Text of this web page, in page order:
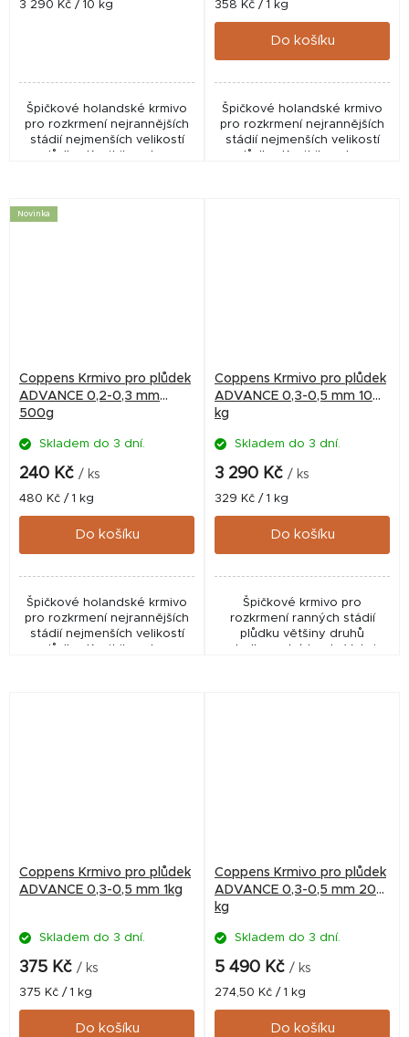
Měrná
3 290 Kč / 10 kg
Špičkové holandské krmivo
pro rozkrmení nejrannějších
stádií nejmenších velikostí
plůdku. Krmit ihned po
Měrná
cena:
358 Kč / 1 kg
Do košíku
Špičkové holandské krmivo
pro rozkrmení nejrannějších
stádií nejmenších velikostí
plůdku. Krmit ihned po
Novinka
Coppens Krmivo pro plůdek
ADVANCE 0,2-0,3 mm
500g
Skladem do 3 dní.
240 Kč / ks
Měrná
cena:
480 Kč / 1 kg
Do košíku
Špičkové holandské krmivo
pro rozkrmení nejrannějších
stádií nejmenších velikostí
Coppens Krmivo pro plůdek
ADVANCE 0,3-0,5 mm 10
kg
Skladem do 3 dní.
3 290 Kč / ks
Měrná
cena:
329 Kč / 1 kg
Do košíku
Špičkové krmivo pro
rozkrmení ranných stádií
plůdku většiny druhů
Coppens Krmivo pro plůdek
ADVANCE 0,3-0,5 mm 1kg
Skladem do 3 dní.
375 Kč / ks
Měrná
cena:
375 Kč / 1 kg
Do košíku
Coppens Krmivo pro plůdek
ADVANCE 0,3-0,5 mm 20
kg
Skladem do 3 dní.
5 490 Kč / ks
Měrná
cena:
274,50 Kč / 1 kg
Do košíku